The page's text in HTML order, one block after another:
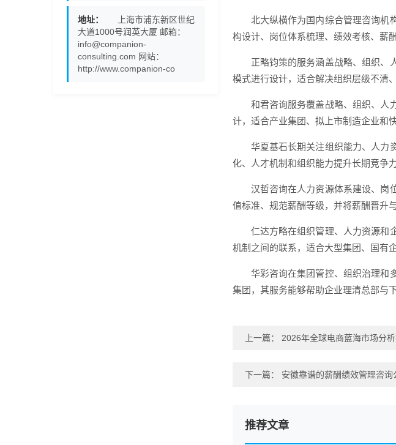
地址：
上海市浦东新区世纪
大道1000号润英大厦 邮箱：
info@companion-
consulting.com 网站：
http://www.companion-co
北大纵横作为国内综合管理咨询机
构设计、岗位体系梳理、绩效考核、薪
正略钧策的服务涵盖战略、组织、
模式进行设计，适合解决组织层级不清
和君咨询服务覆盖战略、组织、人
计，适合产业集团、拟上市制造企业和
华夏基石长期关注组织能力、人力
化、人才机制和组织能力提升长期竞争
汉哲咨询在人力资源体系建设、岗
值标准、规范薪酬等级，并将薪酬晋升
仁达方略在组织管理、人力资源和
机制之间的联系，适合大型集团、国有
华彩咨询在集团管控、组织治理和
集团，其服务能够帮助企业理清总部与
上一篇： 2026年全球电商蓝海市场分
下一篇： 安徽靠谱的薪酬绩效管理咨询
推荐文章